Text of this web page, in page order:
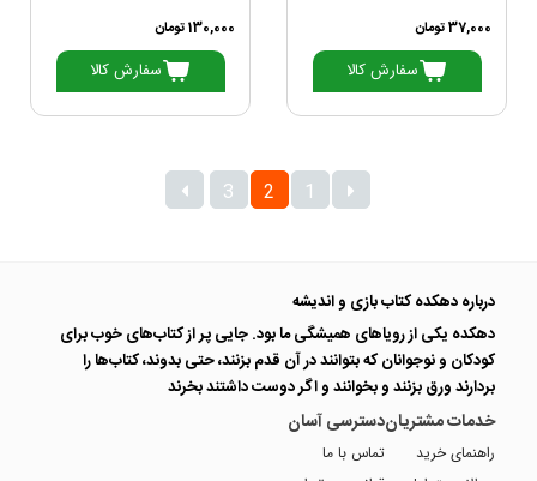
37,000 تومان
سفارش کالا
130,000 تومان
سفارش کالا
1
2
3
درباره دهکده کتاب بازی و اندیشه
دهکده یکی از رویاهای همیشگی ما بود. جایی پر از کتاب‌های خوب برای
کودکان و نوجوانان که بتوانند در آن قدم بزنند، حتی بدوند، کتاب‌ها را
بردارند ورق بزنند و بخوانند و اگر دوست داشتند بخرند
خدمات مشتریان
راهنمای خرید
دسترسی آسان
تماس با ما